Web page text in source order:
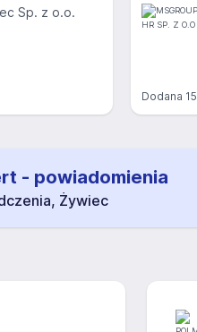
Sp. z o.o.
Dodana
- powiadomienia
Żywiec